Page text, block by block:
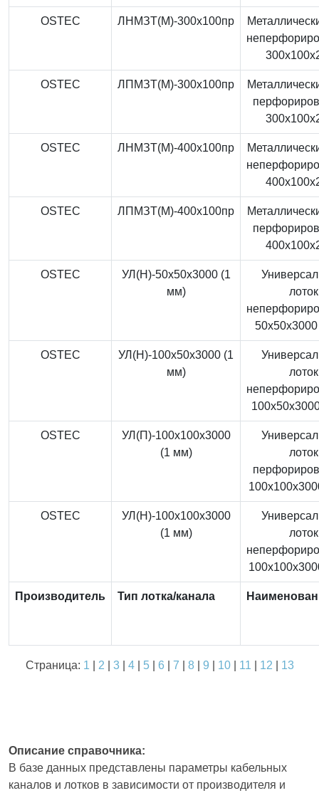
OSTEC ЛНМЗТ(М)-300x100пр
OSTEC ЛПМЗТ(М)-300x100пр
OSTEC ЛНМЗТ(М)-400x100пр
OSTEC ЛПМЗТ(М)-400x100пр
OSTEC
УЛ(Н)-50x50x3000 (1
мм)
лоток
OSTEC
УЛ(Н)-100x50x3000 (1
мм)
лоток
OSTEC
УЛ(П)-100x100x3000
(1 мм)
лоток
OSTEC
УЛ(Н)-100x100x3000
(1 мм)
лоток
Производитель Тип лотка/канала
Страница: 1 2 3| 4| 5| 6 7 8| 9 10| 11 12 13
Описание справочника:
В базе данных представлены параметры кабельных
каналов и лотков в зависимости от производителя и